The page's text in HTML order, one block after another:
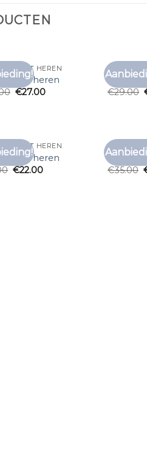
Toevoegen
T SHIRT HEREN
t shirt heren
€27.00
PAARS T
paars t
€29.00
Toevoegen
T SHIRT HEREN
t shirt heren
€22.00
PAARS T
paars t
€35.00